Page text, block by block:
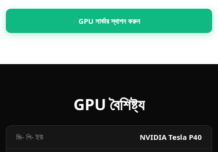
GPU সার্ভার স্থাপন করুন
GPU বৈশিষ্ট্য
জি- পি- ইউ NVIDIA Tesla P40